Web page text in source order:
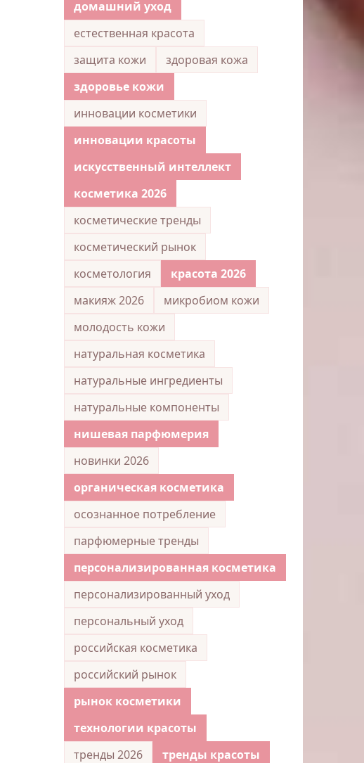
домашний уход
естественная красота
защита кожи
здоровая кожа
здоровье кожи
инновации косметики
инновации красоты
искусственный интеллект
косметика 2026
косметические тренды
косметический рынок
косметология
красота 2026
макияж 2026
микробиом кожи
молодость кожи
натуральная косметика
натуральные ингредиенты
натуральные компоненты
нишевая парфюмерия
новинки 2026
органическая косметика
осознанное потребление
парфюмерные тренды
персонализированная косметика
персонализированный уход
персональный уход
российская косметика
российский рынок
рынок косметики
технологии красоты
тренды 2026
тренды красоты